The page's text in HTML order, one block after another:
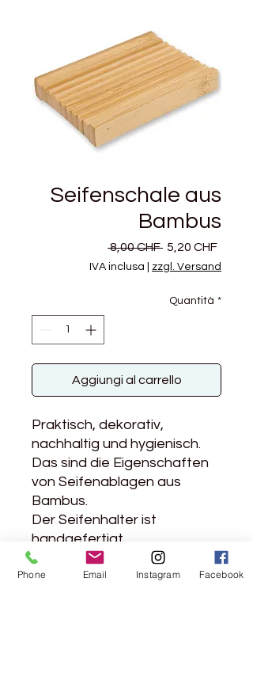
Seifenschale aus
Bambus
8,00 CHF Prezzo
5,20 CHFPrezzo
IVA inclusa zzgl. Versand
Quantità *
Aggiungi al carrello
Praktisch, dekorativ,
nachhaltig und hygienisch.
Das sind die Eigenschaften
von Seifenablagen aus
Bambus.
Der Seifenhalter ist
handgefertigt.
Phone Email Instagram Facebook